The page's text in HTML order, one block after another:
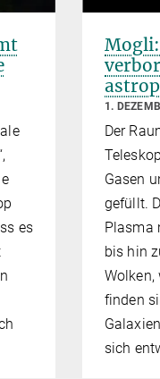
es
Mogli:
1.
Der
Gasen
gefüllt.
Plasma
bis hin
Wolken,
finden
sich